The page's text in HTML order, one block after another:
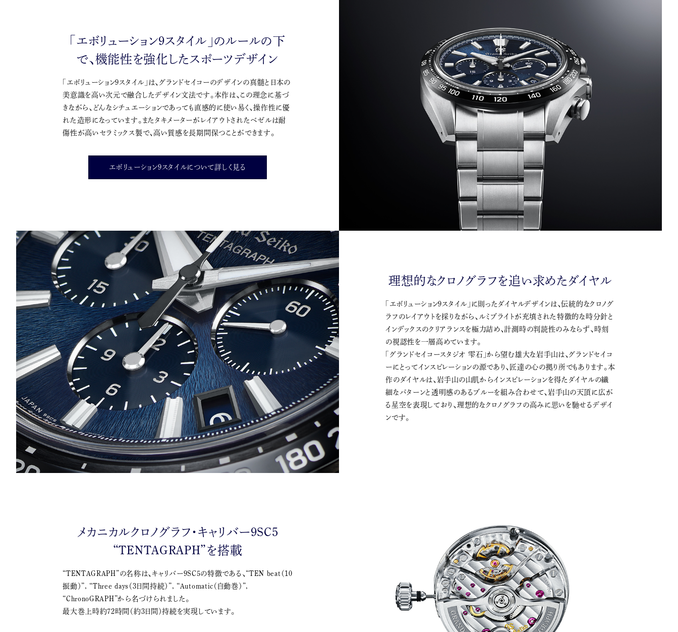
「エボリューション9スタイル」のルールの下
で、機能性を強化したスポーツデザイン
「エボリューション9スタイル」は、グランドセイコーのデザインの真髄と日本の
美意識を高い次元で融合したデザイン文法です。本作は、この理念に基づ
きながら、どんなシチュエーションであっても直感的に使い易く、操作性に優
れた造形になっています。またタキメーターがレイアウトされたベゼルは耐
傷性が高いセラミックス製で、高い質感を長期間保つことができます。
エボリューション9スタイルについて詳しく見る
理想的なクロノグラフを追い求めたダイヤル
「エボリューション9スタイル」に則ったダイヤルデザインは、伝統的なクロノグ
ラフのレイアウトを採りながら、ルミブライトが充填された特徴的な時分針と
インデックスのクリアランスを極力詰め、計測時の判読性のみならず、時刻
の視認性を一層高めています。
「グランドセイコースタジオ 雫石」から望む雄大な岩手山は、グランドセイコ
ーにとってインスピレーションの源であり、匠達の心の拠り所でもあります。本
作のダイヤルは、岩手山の山肌からインスピレーションを得たダイヤルの繊
細なパターンと透明感のあるブルーを組み合わせて、岩手山の天頂に広が
る星空を表現しており、理想的なクロノグラフの高みに思いを馳せるデザイ
ンです。
メカニカルクロノグラフ・キャリバー9SC5
“TENTAGRAPH”を搭載
“TENTAGRAPH”の名称は、キャリバー9SC5の特徴である、“TEN beat（10
振動）”, “Three days（3日間持続）”, “Automatic（自動巻）”,
“ChronoGRAPH”から名づけられました。
最大巻上時約72時間（約3日間）持続を実現しています。